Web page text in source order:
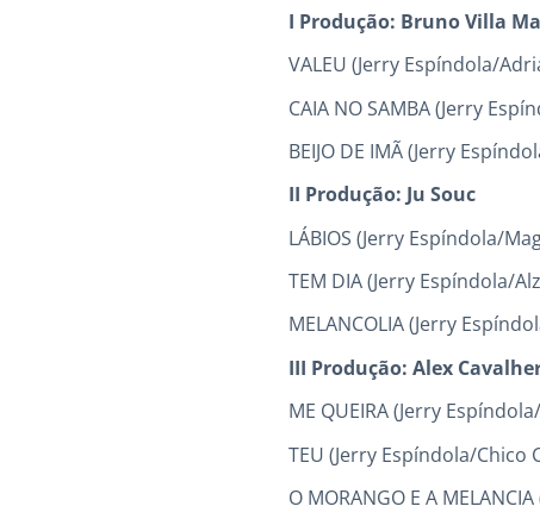
I Produção: Bruno Villa
VALEU (Jerry Espíndola/
CAIA NO SAMBA (Jerry
BEIJO DE IMÃ (Jerry
II Produção: Ju Souc
LÁBIOS (Jerry Espíndola/
TEM DIA (Jerry Espíndola/
MELANCOLIA (Jerry
III Produção: Alex
ME QUEIRA (Jerry
TEU (Jerry Espíndola/Chico
O MORANGO E A